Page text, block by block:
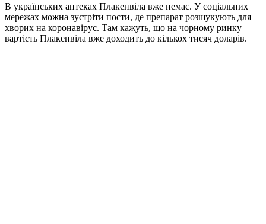
В українських аптеках Плакенвіла вже немає. У соціальних
мережах можна зустріти пости, де препарат розшукують для
хворих на коронавірус. Там кажуть, що на чорному ринку
вартість Плакенвіла вже доходить до кількох тисяч доларів.